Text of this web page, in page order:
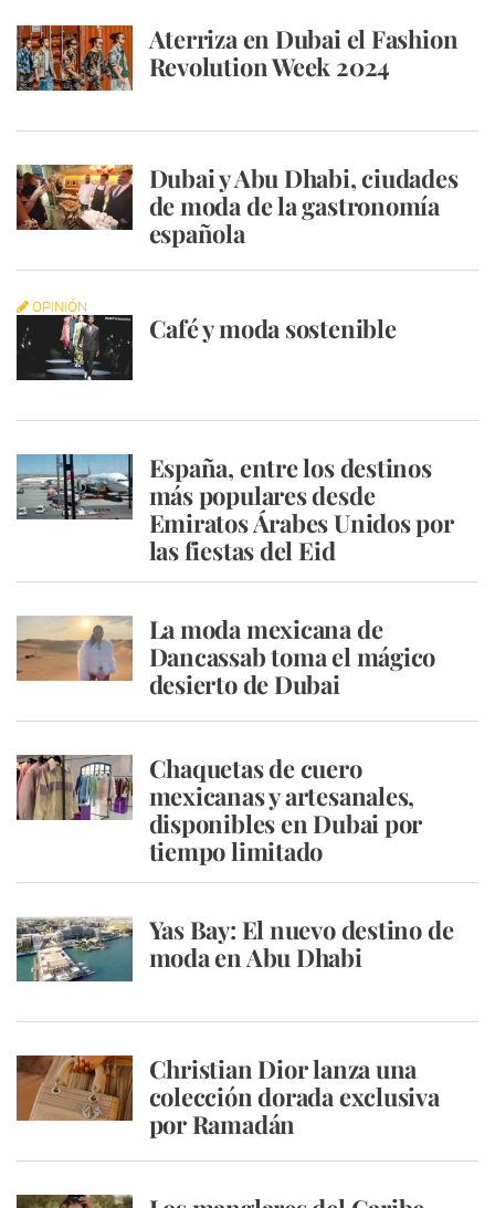
Aterriza en Dubai el Fashion
Revolution Week 2024
Dubai y Abu Dhabi, ciudades
de moda de la gastronomía
española
OPINIÓN
Café y moda sostenible
España, entre los destinos
más populares desde
Emiratos Árabes Unidos por
las fiestas del Eid
La moda mexicana de
Dancassab toma el mágico
desierto de Dubai
Chaquetas de cuero
mexicanas y artesanales,
disponibles en Dubai por
tiempo limitado
Yas Bay: El nuevo destino de
moda en Abu Dhabi
Christian Dior lanza una
colección dorada exclusiva
por Ramadán